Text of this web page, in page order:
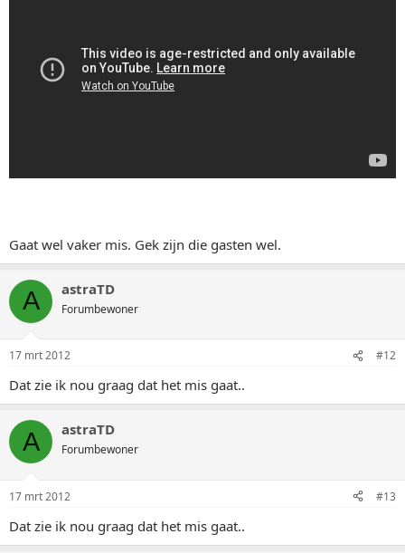
Gaat wel vaker mis. Gek zijn die gasten wel.
A astraTD
Forumbewoner
17 mrt 2012 #12
Dat zie ik nou graag dat het mis gaat..
A astraTD
Forumbewoner
17 mrt 2012 #13
Dat zie ik nou graag dat het mis gaat..